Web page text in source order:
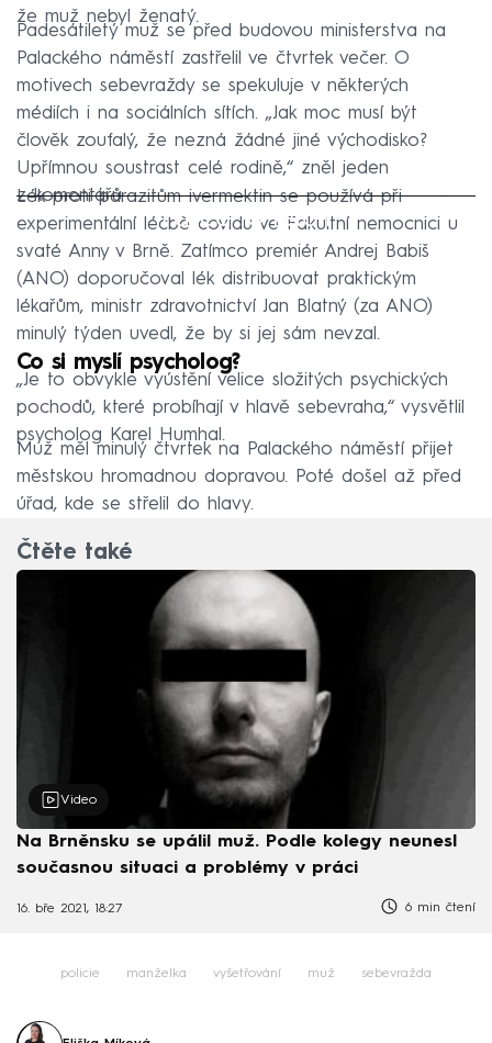
že muž nebyl ženatý.
Padesátiletý muž se před budovou ministerstva na
Palackého náměstí zastřelil ve čtvrtek večer. O
motivech sebevraždy se spekuluje v některých
médiích i na sociálních sítích. „Jak moc musí být
člověk zoufalý, že nezná žádné jiné východisko?
Upřímnou soustrast celé rodině,“ zněl jeden
z komentářů.
Failed to fetch
Lék proti parazitům ivermektin se používá při
experimentální léčbě covidu ve Fakultní nemocnici u
svaté Anny v Brně. Zatímco premiér Andrej Babiš
(ANO) doporučoval lék distribuovat praktickým
lékařům, ministr zdravotnictví Jan Blatný (za ANO)
minulý týden uvedl, že by si jej sám nevzal.
Co si myslí psycholog?
„Je to obvykle vyústění velice složitých psychických
pochodů, které probíhají v hlavě sebevraha,“ vysvětlil
psycholog Karel Humhal.
Muž měl minulý čtvrtek na Palackého náměstí přijet
městskou hromadnou dopravou. Poté došel až před
úřad, kde se střelil do hlavy.
Čtěte také
Video
Na Brněnsku se upálil muž. Podle kolegy neunesl
současnou situaci a problémy v práci
16. bře 2021, 18:27 6 min čtení
policie manželka vyšetřování muž sebevražda